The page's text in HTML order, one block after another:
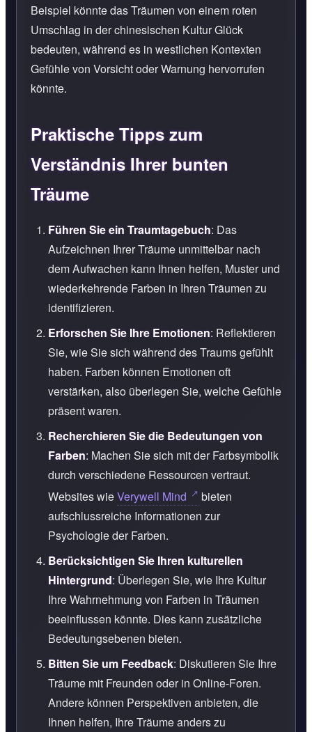
Beispiel könnte das Träumen von einem roten
Umschlag in der chinesischen Kultur Glück
bedeuten, während es in westlichen Kontexten
Gefühle von Vorsicht oder Warnung hervorrufen
könnte.
Praktische Tipps zum
Verständnis Ihrer bunten
Träume
Führen Sie ein Traumtagebuch: Das
Aufzeichnen Ihrer Träume unmittelbar nach
dem Aufwachen kann Ihnen helfen, Muster und
wiederkehrende Farben in Ihren Träumen zu
identifizieren.
Erforschen Sie Ihre Emotionen: Reflektieren
Sie, wie Sie sich während des Traums gefühlt
haben. Farben können Emotionen oft
verstärken, also überlegen Sie, welche Gefühle
präsent waren.
Recherchieren Sie die Bedeutungen von
Farben: Machen Sie sich mit der Farbsymbolik
durch verschiedene Ressourcen vertraut.
Websites wieVerywell Mind
bieten
aufschlussreiche Informationen zur
Psychologie der Farben.
Berücksichtigen Sie Ihren kulturellen
Hintergrund: Überlegen Sie, wie Ihre Kultur
Ihre Wahrnehmung von Farben in Träumen
beeinflussen könnte. Dies kann zusätzliche
Bedeutungsebenen bieten.
Bitten Sie um Feedback: Diskutieren Sie Ihre
Träume mit Freunden oder in Online-Foren.
Andere können Perspektiven anbieten, die
Ihnen helfen, Ihre Träume anders zu